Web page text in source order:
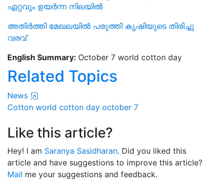
ഏറ്റവും ഉയർന്ന നിലയിൽ
അതിർത്തി മേഖലയില്‍ പരുത്തി കൃഷിയുടെ തിരിച്ചു
വരവ്
English Summary: October 7 world cotton day
Related Topics
News
Cotton world cotton day october 7
Like this article?
Hey! I am Saranya Sasidharan. Did you liked this
article and have suggestions to improve this article?
Mail me your suggestions and feedback.